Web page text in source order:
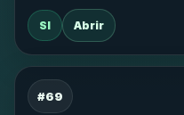
SI Abrir
#69